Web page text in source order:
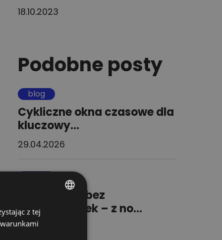
18.10.2023
Podobne posty
blog
Cykliczne okna czasowe dla
kluczowy...
29.04.2026
Rozładunek bez
niespodzianek – z no...
08.04.2026
POLISH
z tej